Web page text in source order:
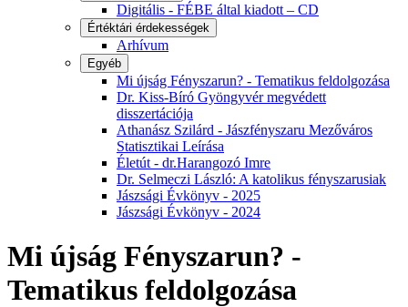
Digitális - FÉBE által kiadott – CD
Értéktári érdekességek
Arhívum
Egyéb
Mi újság Fényszarun? - Tematikus feldolgozása
Dr. Kiss-Bíró Gyöngyvér megvédett
disszertációja
Athanász Szilárd - Jászfényszaru Mezőváros
Statisztikai Leírása
Életút - dr.Harangozó Imre
Dr. Selmeczi László: A katolikus fényszarusiak
Jászsági Évkönyv - 2025
Jászsági Évkönyv - 2024
Mi újság Fényszarun? -
Tematikus feldolgozása